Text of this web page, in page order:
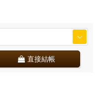
直接結帳